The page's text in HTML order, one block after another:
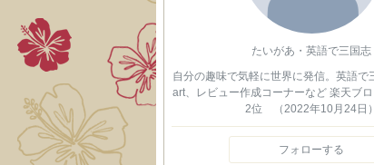
たいがあ・英語で三国志
自分の趣味で気軽に世界に発信。英語で
art、レビュー作成コーナーなど 楽天ブ
2位 （2022年10月24日）
フォローする